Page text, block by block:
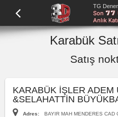
TG
Son77
Anlık
Karabük
Satış
KARABÜK İŞLER ADEM
&SELAHATTİN
Adres:
BAYIR MAH MENDERES CAD